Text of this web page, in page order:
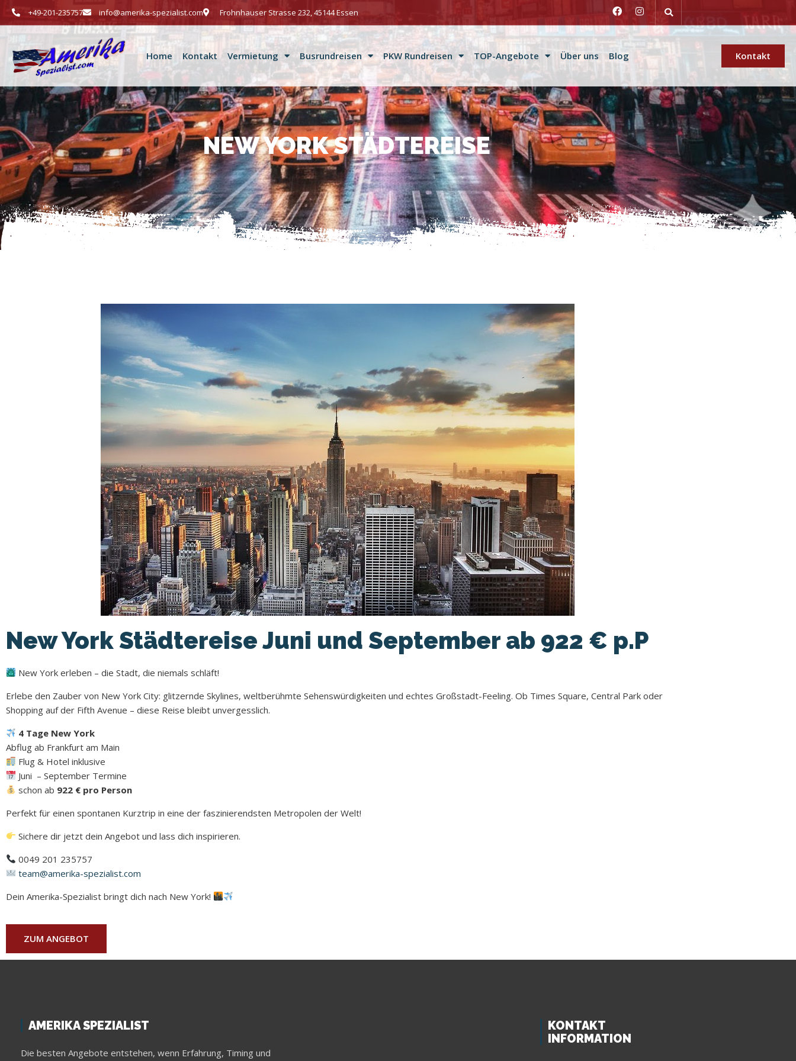
+49-201-235757 info@amerika-spezialist.com Frohnhauser Strasse 232, 45144 Essen
Home Kontakt Vermietung Busrundreisen PKW Rundreisen TOP-Angebote Über uns Blog Kontakt
NEW YORK STÄDTEREISE
New York Städtereise Juni und September ab 922 € p.P
New York erleben – die Stadt, die niemals schläft!
Erlebe den Zauber von New York City: glitzernde Skylines, weltberühmte Sehenswürdigkeiten und echtes Großstadt-Feeling. Ob Times Square, Central Park oder
Shopping auf der Fifth Avenue – diese Reise bleibt unvergesslich.
4 Tage New York
Abflug ab Frankfurt am Main
Flug & Hotel inklusive
Juni – September Termine
schon ab 922 € pro Person
Perfekt für einen spontanen Kurztrip in eine der faszinierendsten Metropolen der Welt!
Sichere dir jetzt dein Angebot und lass dich inspirieren.
0049 201 235757
team@amerika-spezialist.com
Dein Amerika-Spezialist bringt dich nach New York!
ZUM ANGEBOT
AMERIKA SPEZIALIST
Die besten Angebote entstehen, wenn Erfahrung, Timing und
KONTAKT
INFORMATION